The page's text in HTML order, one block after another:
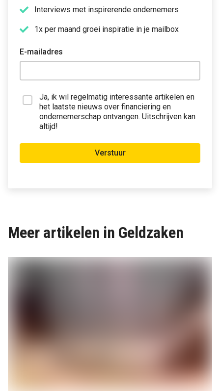
Interviews met inspirerende ondernemers
1x per maand groei inspiratie in je mailbox
E-mailadres
Ja, ik wil regelmatig interessante artikelen en
het laatste nieuws over financiering en
ondernemerschap ontvangen. Uitschrijven kan
altijd!
Verstuur
Meer artikelen in Geldzaken